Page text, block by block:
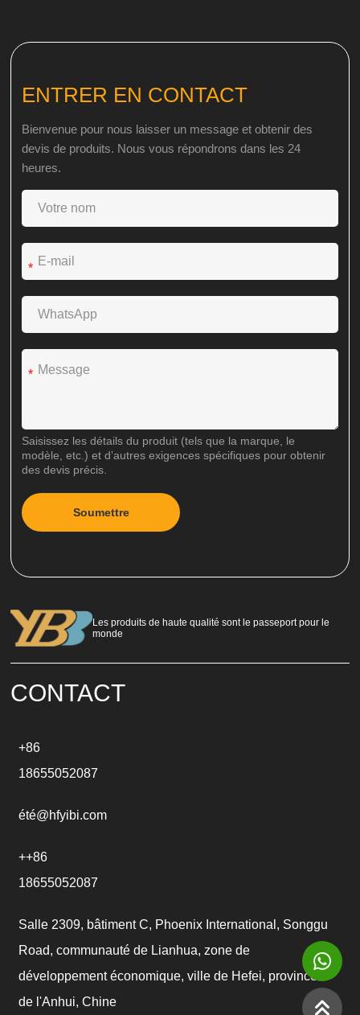
Les produits de haute qualité sont le passeport pour le
monde
CONTACT
+86
18655052087
été@hfyibi.com
++86
18655052087
Salle 2309, bâtiment C, Phoenix International, Songgu
Road, communauté de Lianhua, zone de
développement économique, ville de Hefei, province
de l'Anhui, Chine
ENTRER EN CONTACT
Bienvenue pour nous laisser un message et obtenir des
devis de produits. Nous vous répondrons dans les 24
heures.
*
*
Saisissez les détails du produit (tels que la marque, le
modèle, etc.) et d’autres exigences spécifiques pour obtenir
des devis précis.
Soumettre
e
n
a
t
e
: